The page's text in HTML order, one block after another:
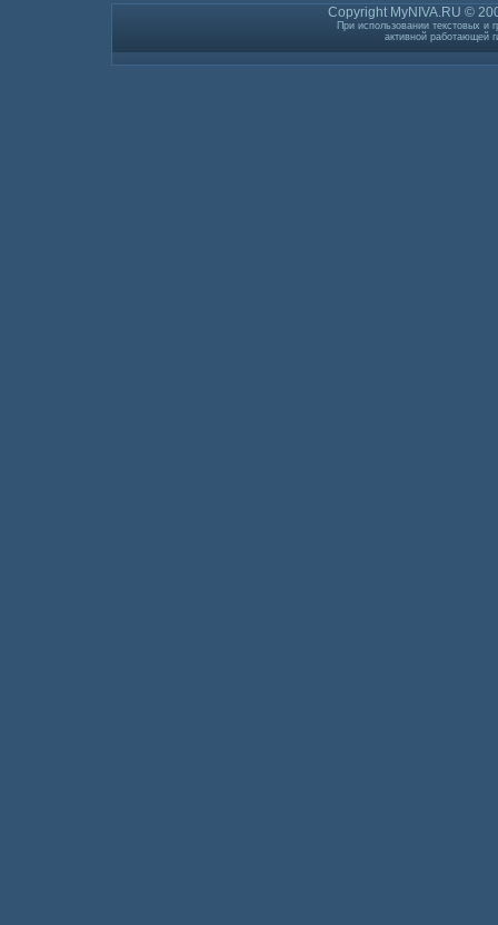
Copyright MyNIVA.RU ©
При использовании текстовых и
активной работающей